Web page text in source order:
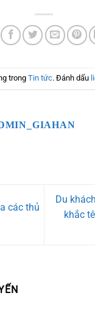
trong Tin tức. Đánh dấu
các thủ
Du
khắc